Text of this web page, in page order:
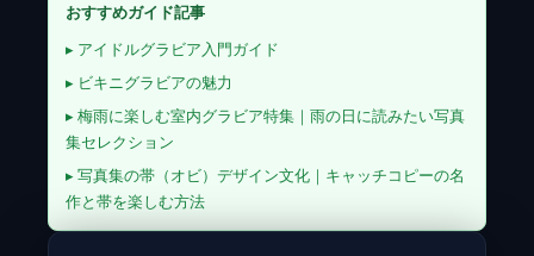
おすすめガイド記事
▸ アイドルグラビア入門ガイド
▸ ビキニグラビアの魅力
▸ 梅雨に楽しむ室内グラビア特集｜雨の日に読みたい写真
集セレクション
▸ 写真集の帯（オビ）デザイン文化｜キャッチコピーの名
作と帯を楽しむ方法